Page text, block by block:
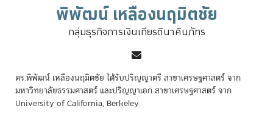
พิพัฒน์ เหลืองนฤมิตชัย
กลุ่มธุรกิจการเงินเกียรตินาคินภัทร
ดร.พิพัฒน์ เหลืองนฤมิตชัย ได้รับปริญญาตรี สาขาเศรษฐศาสตร์ จาก
มหาวิทยาลัยธรรมศาสตร์ และปริญญาเอก สาขาเศรษฐศาสตร์ จาก
University of California, Berkeley